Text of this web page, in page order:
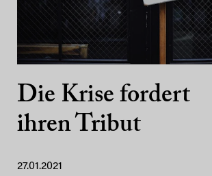
Die Krise fordert
ihren Tribut
27.01.2021